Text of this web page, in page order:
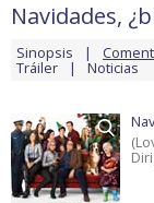
Navidades,
Sinopsis
Tráiler Noticias